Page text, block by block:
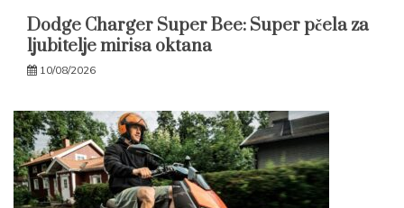
Dodge Charger Super Bee: Super pčela za
ljubitelje mirisa oktana
10/08/2026